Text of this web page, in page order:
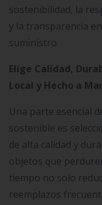
sostenibilidad, la
y la transparencia
suministro.
Elige Calidad,
Local y Hecho a
Una parte esencial
sostenible es
de alta calidad y
objetos que
tiempo no solo
reemplazos